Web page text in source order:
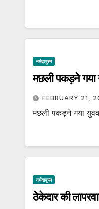
नर्मदापुरम
मछली पकड़ने गया
FEBRUARY 21,
मछली पकड़ने गया
नर्मदापुरम
ठेकेदार की